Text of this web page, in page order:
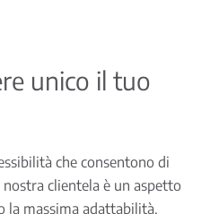
unico il tuo
che consentono di
clientela è un aspetto
massima adattabilità,